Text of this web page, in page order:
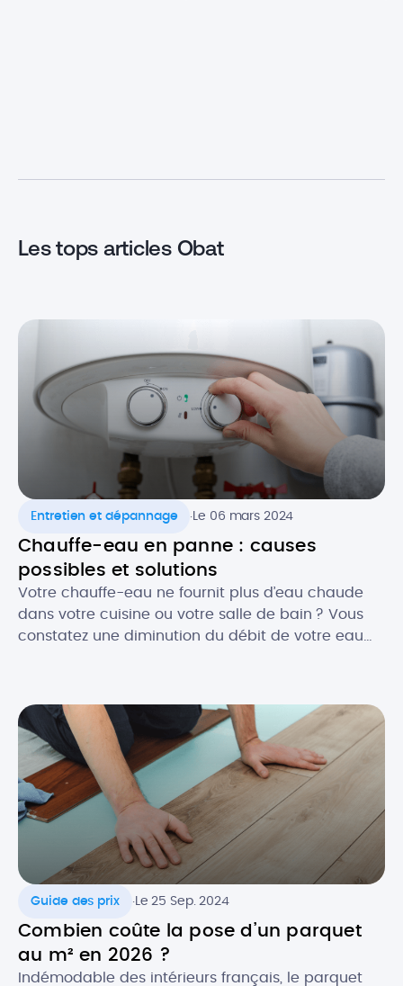
créer une maison bioclimatique ?
cher. […]
Les tops articles Obat
Entretien et dépannage .Le 06 mars 2024
Chauffe-eau en panne : causes
possibles et solutions
Votre chauffe-eau ne fournit plus d’eau chaude
dans votre cuisine ou votre salle de bain ? Vous
constatez une diminution du débit de votre eau
de chauffe-eau n’arrive jamais au […]
Guide des prix Le 25 Sep. 2024
Combien coûte la pose d’un parquet
au m² en 2026 ?
Indémodable des intérieurs français, le parquet